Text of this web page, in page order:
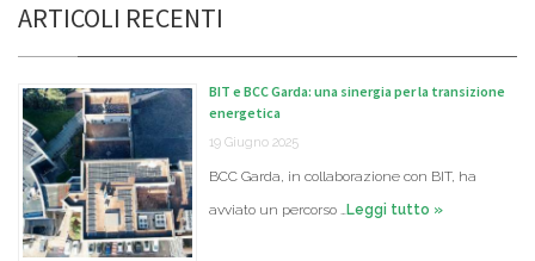
ARTICOLI RECENTI
BIT e BCC Garda: una sinergia per la transizione
energetica
19 Giugno 2025
BCC Garda, in collaborazione con BIT, ha
avviato un percorso …Leggi tutto »